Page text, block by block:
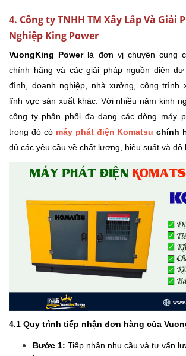
4. Công ty TNHH TM Xây Lắp Và Giải
Nghiệp King Power
VuongKing Powerlà đơn vị chuyên cung
chính hãng và các giải pháp nguồn điện
đình, doanh nghiệp, nhà xưởng, công trình
lĩnh vực sản xuất khác. Với nhiều năm kinh
công ty phân phối đa dạng các dòng máy
trong đó có máy phát điện Komatsuchính
đủ các yêu cầu về chất lượng, hiệu suất và độ
4.1 Quy trình tiếp nhận đơn hàng của
Bước 1: Tiếp nhận nhu cầu và tư vấn